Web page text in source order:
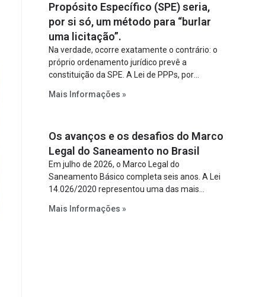
Propósito Específico (SPE) seria,
por si só, um método para “burlar
uma licitação”.
Na verdade, ocorre exatamente o contrário: o
próprio ordenamento jurídico prevê a
constituição da SPE. A Lei de PPPs, por
constitua uma SPE para implantar e gerir o
Lei de Concessões, a figura é facultativa e
sujeita a uma escolha racional de projeto a
projeto.
Mais Informações »
Os avanços e os desafios do Marco
Legal do Saneamento no Brasil
Em julho de 2026, o Marco Legal do
Saneamento Básico completa seis anos. A Lei
14.026/2020 representou uma das mais
estabelecer metas claras para a
Mais Informações »